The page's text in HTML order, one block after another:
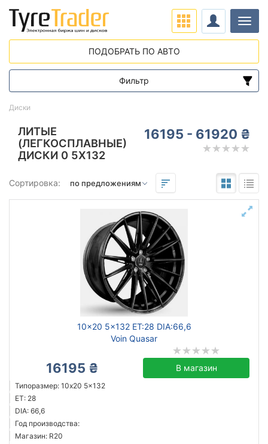
ЛИТЫЕ
(ЛЕГКОСПЛАВНЫЕ)
ДИСКИ 0 5X132
16195 - 61920 ₴
Сортировка:
10x20 5x132 ET:28 DIA:66,6
Voin Quasar
16195 ₴ В магазин
Типоразмер: 10x20 5x132
ET: 28
DIA: 66,6
Год производства:
Магазин: R20
Диски
ПОДОБРАТЬ ПО АВТО
Фильтр
от до
Подбор по параметрам
до
до
WS Forged
Все бренды
Тип диска
литой